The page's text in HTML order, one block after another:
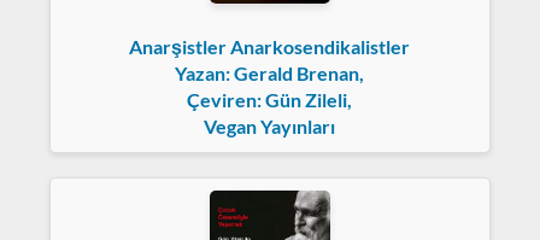
Anarşistler Anarkosendikalistler
Yazan: Gerald Brenan,
Çeviren: Gün Zileli,
Vegan Yayınları